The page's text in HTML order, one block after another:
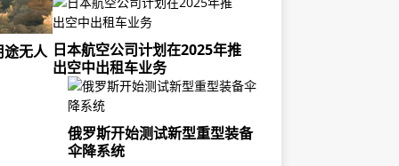
无人 日本航空公司计划在2025年推
出空中出租车业务
俄罗斯开始测试新型重型装备
伞降系统